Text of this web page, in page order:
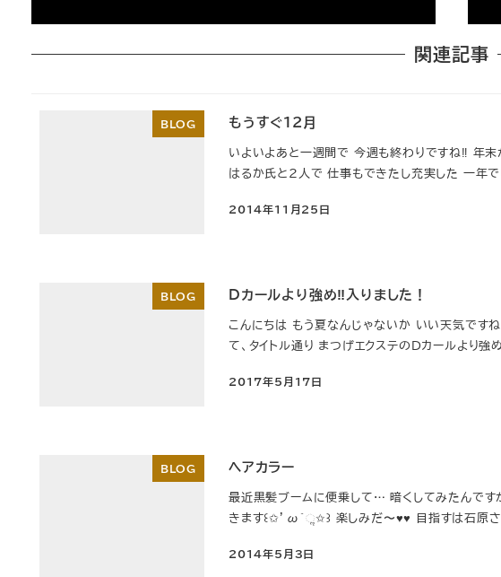
関連記事
BLOG もうすぐ12月
いよいよあと一週間で 今週も終わりですね‼︎ 年
はるか氏と2人で 仕事もできたし充実した 一年
2014年11月25日
BLOG Dカールより強め‼︎入りました！
こんにちは もう夏なんじゃないか いい天気です
て、タイトル通り まつげエクステのDカールより
2017年5月17日
BLOG ヘアカラー
最近黒髪ブームに便乗して… 暗くしてみたんで
きます꒰✩’ω`ૢ✩꒱ 楽しみだ〜♥︎♥︎ 目指すは石
2014年5月3日